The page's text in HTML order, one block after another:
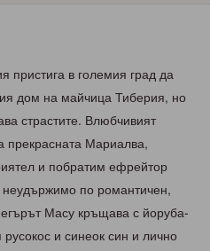
пристига в големия град да
дом на майчица Тиберия, но
страстите. Влюбчивият
прекрасната Мариалва,
и побратим ефрейтор
неудържимо по романтичен,
Масу кръщава с йоруба-
и синеок син и лично